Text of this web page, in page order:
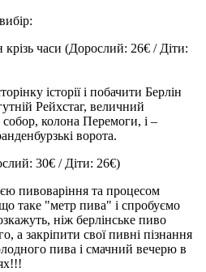
крізь часи (Дорослий: 26€ / Діти:
історії і побачити Берлін
Рейхстаг, величний
колона Перемоги, і –
ворота.
30€ / Діти: 26€)
пивоваріння та процесом
таке "метр пива" і спробуємо
ніж берлінське пиво
а закріпити свої пивні пізнання
пива і смачний вечерю в